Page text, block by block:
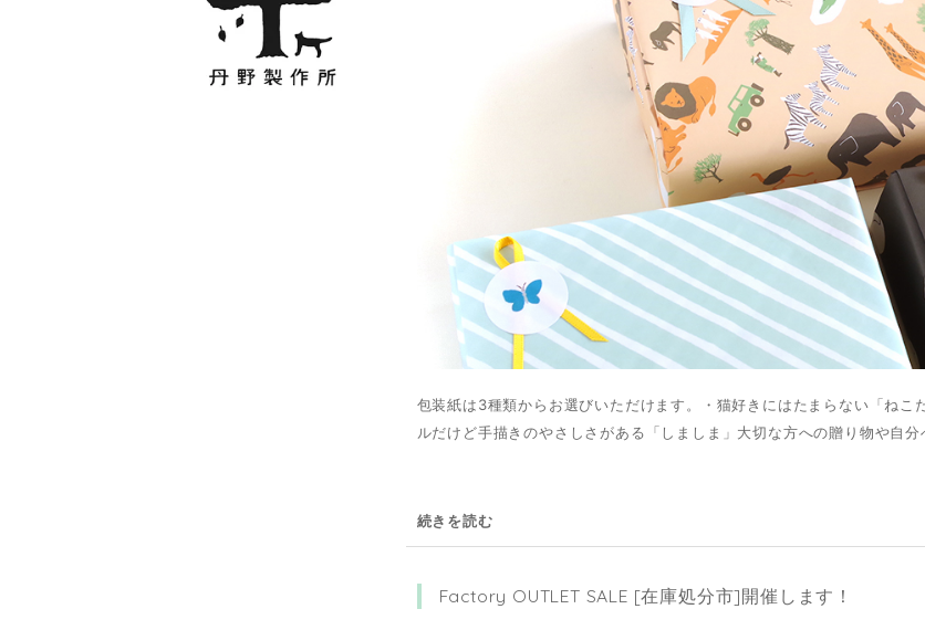
包装紙は3種類からお選びいただけます。・猫好きにはたまらない「ね
ルだけど手描きのやさしさがある「しましま」大切な方への贈り物や自
続きを読む
Factory OUTLET SALE [在庫処分市]開催します！